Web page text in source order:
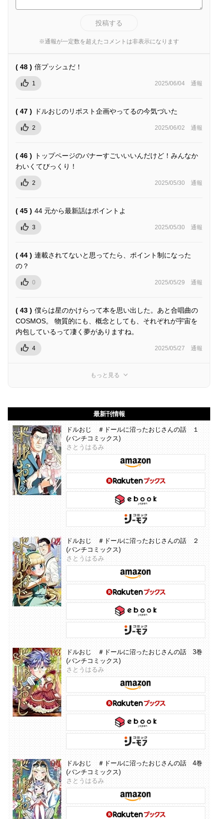
投稿する
※通報が一定数を超えたコメントは非表示になります
( 48 ) 倍プッシュだ！
1 2025/06/04 通報
( 47 ) ドルおじのリポスト企画やってるの今気づいた
2 2025/06/02 通報
( 46 )
トップページのバナーすごいいいんだけど！みんなか
わいくてびっくり！
2 2025/05/30 通報
( 45 ) 44 元から最新話はポイントよ
3 2025/05/30 通報
( 44 ) 連載されてないと思ってたら、ポイント制になった
の？
0 2025/05/29 通報
( 43 ) 僕らは星のかけらって本を思い出した。あと合唱曲の
COSMOS。 物質的にも、概念としても、それぞれが宇宙を
内包しているって凄く夢がありますね。
4 2025/05/27 通報
もっと見る
最新刊情報
ドルおじ ＃ドールに沼ったおじさんの話 １
(バンチコミックス)
さとうはるみ
ドルおじ ＃ドールに沼ったおじさんの話 ２
(バンチコミックス)
さとうはるみ
ドルおじ ＃ドールに沼ったおじさんの話 3巻
(バンチコミックス)
さとうはるみ
ドルおじ ＃ドールに沼ったおじさんの話 4巻
(バンチコミックス)
さとうはるみ